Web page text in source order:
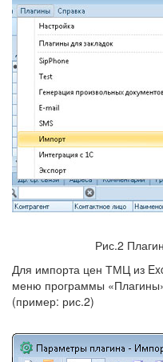
Рис.2
Для импорта цен ТМЦ из
меню программы
(пример: рис.2)